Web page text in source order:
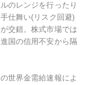
のレンジを行ったり
仕舞い(リスク回避)
交錯。株式市場では
国の信用不安から隔
世界金需給速報によ